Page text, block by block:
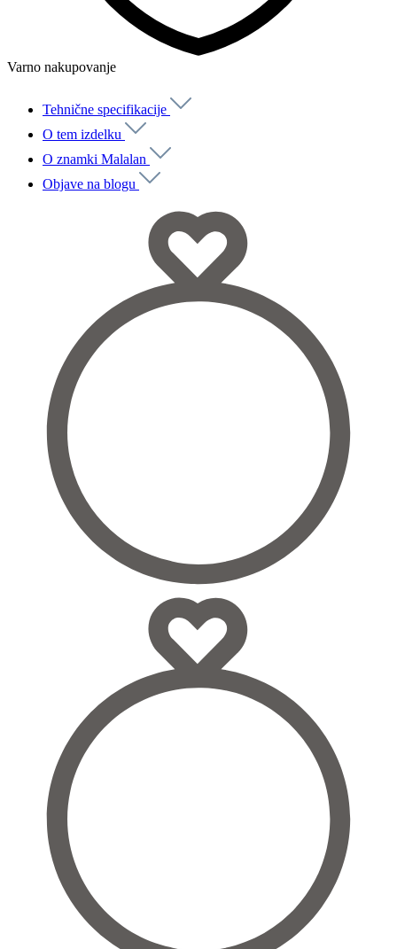
Varno nakupovanje
Tehnične specifikacije
O tem izdelku
O znamki Malalan
Objave na blogu